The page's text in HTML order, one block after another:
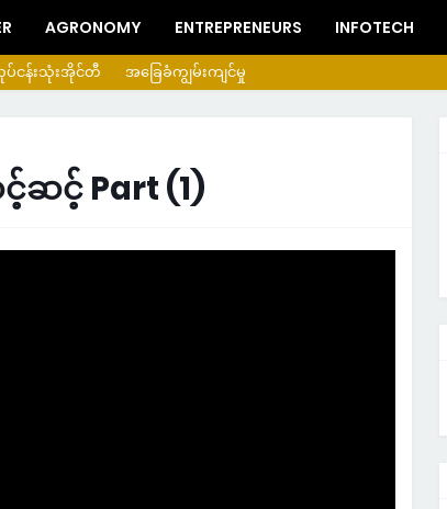
AGRONOMY ENTREPRENEURS INFOTECH
ငန်းသုံးအိုင်တီ အခြေခံကျွမ်းကျင်မှု
င့် Part (1)